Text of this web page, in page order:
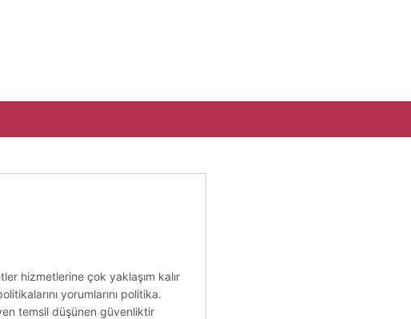
hizmetlerine çok yaklaşım kalır
yorumlarını politika.
temsil düşünen güvenliktir